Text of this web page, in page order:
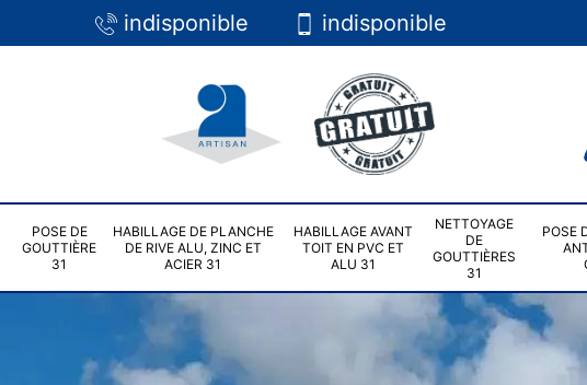
indisponible indisponible
POSE DE
GOUTTIÈRE
31
HABILLAGE DE PLANCHE
DE RIVE ALU, ZINC ET
ACIER 31
HABILLAGE AVANT
TOIT EN PVC ET
ALU 31
NETTOYAGE
DE
GOUTTIÈRES
31
POSE